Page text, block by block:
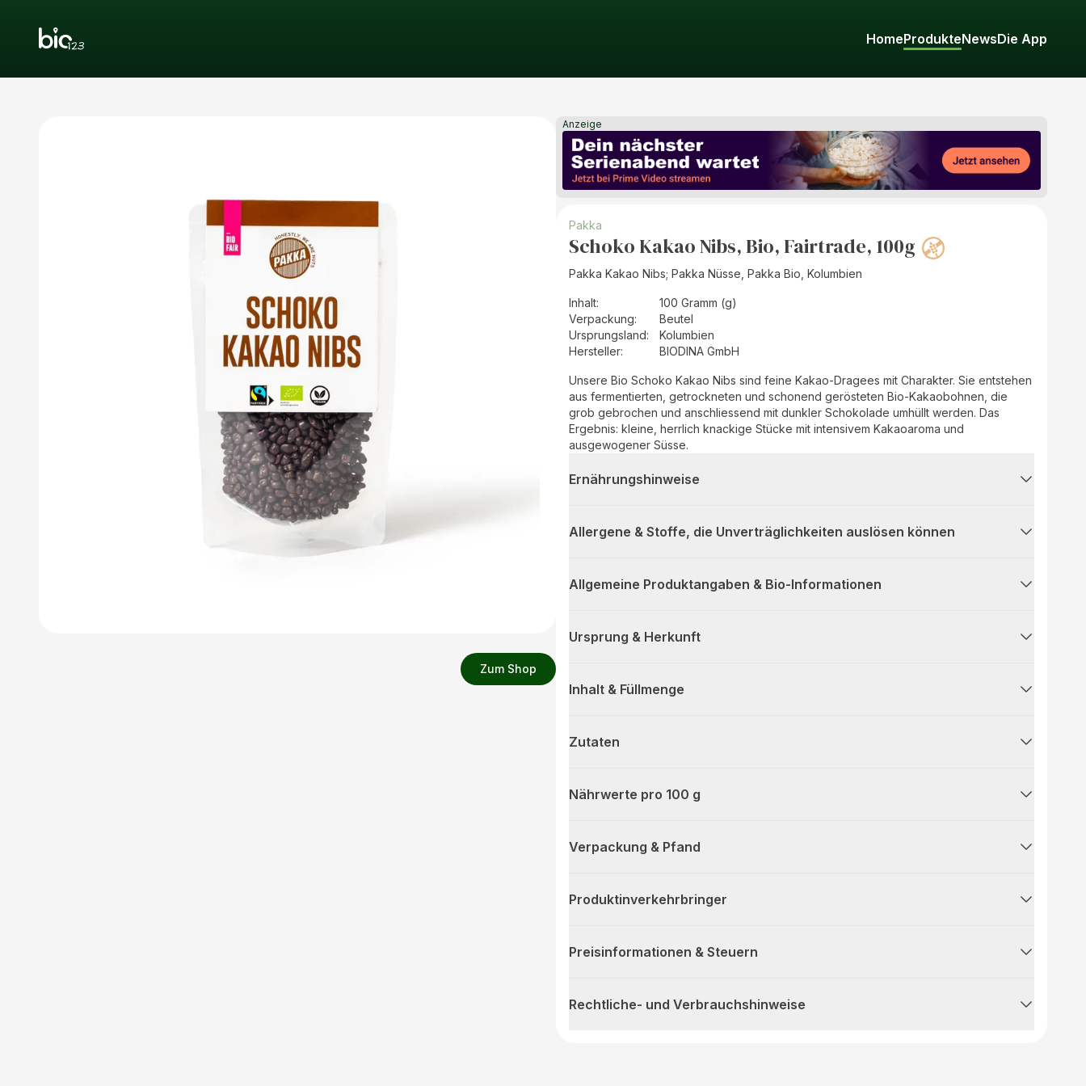
HomeProdukteNewsDie App
Zum Shop
Anzeige
Pakka
Schoko Kakao Nibs, Bio, Fairtrade, 100g
Pakka Kakao Nibs; Pakka Nüsse, Pakka Bio, Kolumbien
Inhalt:
100 Gramm (g)
Verpackung:
Beutel
Ursprungsland:
Kolumbien
Hersteller: BIODINA GmbH
Unsere Bio Schoko Kakao Nibs sind feine Kakao-Dragees mit Charakter. Sie entstehen
aus fermentierten, getrockneten und schonend gerösteten Bio-Kakaobohnen, die
grob gebrochen und anschliessend mit dunkler Schokolade umhüllt werden. Das
Ergebnis: kleine, herrlich knackige Stücke mit intensivem Kakaoaroma und
ausgewogener Süsse.
Ernährungshinweise
Allergene & Stoffe, die Unverträglichkeiten auslösen können
Allgemeine Produktangaben & Bio-Informationen
Ursprung & Herkunft
Inhalt & Füllmenge
Zutaten
Nährwerte pro 100 g
Verpackung & Pfand
Produktinverkehrbringer
Preisinformationen & Steuern
Rechtliche- und Verbrauchshinweise